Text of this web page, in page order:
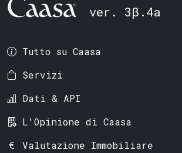
ver. 3β.4a
Tutto su Caasa
Servizi
Dati & API
L'Opinione di Caasa
Valutazione Immobiliare